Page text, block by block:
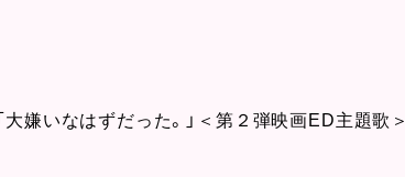
嫌いなはずだった。」＜第２弾映画ED主題歌＞